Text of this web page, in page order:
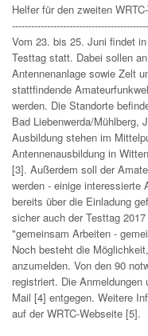
Helfer für den zweiten
-------------------------------------------
Vom 23. bis 25. Juni findet
Testtag statt. Dabei sollen
Antennenanlage sowie Zelt
stattfindende
werden. Die Standorte
Bad Liebenwerda/Mühlberg,
Ausbildung stehen im
Antennenausbildung in
[3]. Außerdem soll der
werden - einige interessierte
bereits über die Einladung
sicher auch der Testtag
"gemeinsam Arbeiten -
Noch besteht die
anzumelden. Von den 90
registriert. Die
Mail [4] entgegen. Weitere
auf der WRTC-Webseite [5].